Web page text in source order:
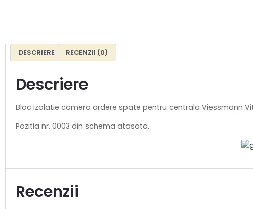
DESCRIERE RECENZII (0)
Descriere
Bloc izolatie camera ardere spate pentru centrala Viessmann
Pozitia nr. 0003 din schema atasata.
Recenzii